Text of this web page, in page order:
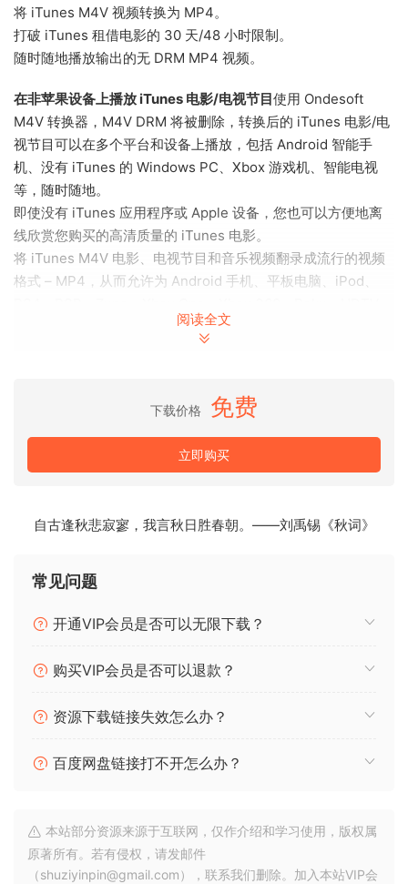
将 iTunes M4V 视频转换为 MP4。
打破 iTunes 租借电影的 30 天/48 小时限制。
随时随地播放输出的无 DRM MP4 视频。
在非苹果设备上播放 iTunes 电影/电视节目 使用 Ondesoft
M4V 转换器，M4V DRM 将被删除，转换后的 iTunes 电影/电
视节目可以在多个平台和设备上播放，包括 Android 智能手
机、没有 iTunes 的 Windows PC、Xbox 游戏机、智能电视
等，随时随地。
即使没有 iTunes 应用程序或 Apple 设备，您也可以方便地离
线欣赏您购买的高清质量的 iTunes 电影。
将 iTunes M4V 电影、电视节目和音乐视频翻录成流行的视频
格式 – MP4，从而允许为 Android 手机、平板电脑、iPod、
和杜比 5.1 音轨都将保留到输出的 MP4 视频中。
您可以自由地保留或不保留任何字幕和音轨。
输出 1080P HD 和 100% 原始质量。
15X 转换速度和批量转换
M4V 到 MP4 转换器删除 iTunes DRM 并以 4 倍的速度将
movie converter. Ondesoft iTunes DRM Media Converter
software. It allows you to easily remove DRM from iTunes
to play on TV, Android phone/tablets or other video
iTunes video DRM removal tool helps you easily remove
DRM from iTunes DRM-protected M4V movies, TV shows
and music videos and convert them to MP4 with this handy
阅读全文
下载价格 免费
立即购买
自古逢秋悲寂寥，我言秋日胜春朝。——刘禹锡《秋词》
常见问题
开通VIP会员是否可以无限下载？
购买VIP会员是否可以退款？
资源下载链接失效怎么办？
百度网盘链接打不开怎么办？
本站部分资源来源于互联网，仅作介绍和学习使用，版权属
原著所有。若有侵权，请发邮件
（shuziyinpin@gmail.com），联系我们删除。加入本站VIP会